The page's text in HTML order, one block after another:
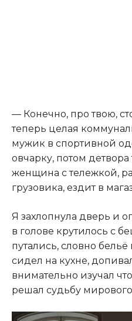
— Конечно, про твою,
теперь целая
мужик в спортивной
овчарку, потом детвора
женщина с тележкой,
грузовика, ездит в
Я захлопнула дверь и
в голове крутилось с
путались, словно
сидел на кухне,
внимательно изучал
решал судьбу